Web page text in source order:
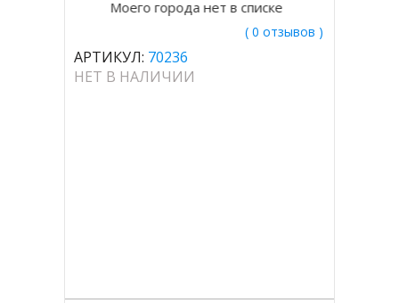
( 0 отзывов )
АРТИКУЛ: 70236
НЕТ В НАЛИЧИИ
Моего города нет в списке